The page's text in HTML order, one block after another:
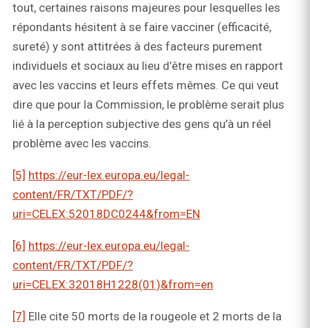
tout, certaines raisons majeures pour lesquelles les
répondants hésitent à se faire vacciner (efficacité,
sureté) y sont attitrées à des facteurs purement
individuels et sociaux au lieu d’être mises en rapport
avec les vaccins et leurs effets mêmes. Ce qui veut
dire que pour la Commission, le problème serait plus
lié à la perception subjective des gens qu’à un réel
problème avec les vaccins.
[5] https://eur-lex.europa.eu/legal-
content/FR/TXT/PDF/?
uri=CELEX:52018DC0244&from=EN
[6] https://eur-lex.europa.eu/legal-
content/FR/TXT/PDF/?
uri=CELEX:32018H1228(01)&from=en
[7] Elle cite 50 morts de la rougeole et 2 morts de la